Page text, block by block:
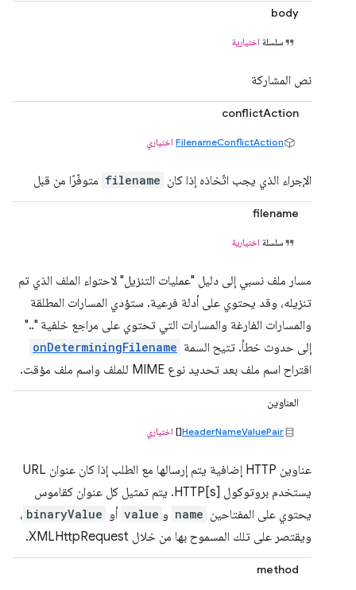
body
سلسلة اختيارية
نص المشاركة
conflictAction
FilenameConflictAction اختياري
الإجراء الذي يجب اتّخاذه إذا كان filename متوفّرًا من قبل
filename
سلسلة اختيارية
مسار ملف نسبي إلى دليل "عمليات التنزيل" لاحتواء الملف الذي تم
تنزيله، وقد يحتوي على أدلة فرعية. ستؤدي المسارات المطلقة
والمسارات الفارغة والمسارات التي تحتوي على مراجع خلفية ".."
إلى حدوث خطأ. تتيح السمة onDeterminingFilename
اقتراح اسم ملف بعد تحديد نوع MIME للملف واسم ملف مؤقت.
العناوين
HeaderNameValuePair
[] اختياري
عناوين HTTP إضافية يتم إرسالها مع الطلب إذا كان عنوان URL
يستخدم بروتوكول HTTP[s]. يتم تمثيل كل عنوان كقاموس
يحتوي على المفتاحين name و value أو binaryValue ،
ويقتصر على تلك المسموح بها من خلال XMLHttpRequest.
method